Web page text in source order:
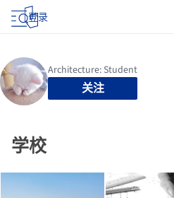
登录
关注
学校